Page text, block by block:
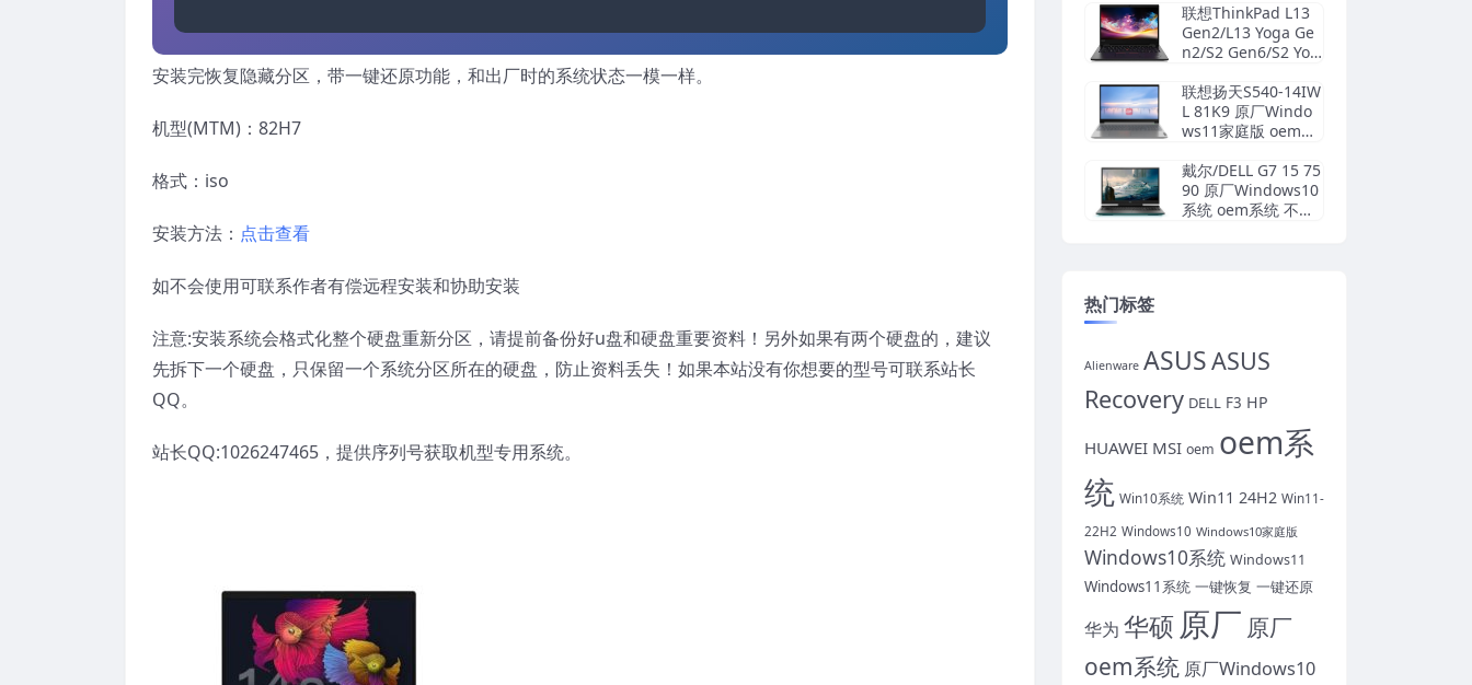
安装完恢复隐藏分区，带一键还原功能，和出厂时的系统状态一模一样。
机型(MTM)：82H7
格式：iso
安装方法： 点击查看
如不会使用可联系作者有偿远程安装和协助安装
注意:安装系统会格式化整个硬盘重新分区，请提前备份好u盘和硬盘重要资料！另外如果有两个硬盘的，建议
先拆下一个硬盘，只保留一个系统分区所在的硬盘，防止资料丢失！如果本站没有你想要的型号可联系站长
QQ。
站长QQ:1026247465，提供序列号获取机型专用系统。
能还原
联想ThinkPad L13
Gen2/L13 Yoga Ge
n2/S2 Gen6/S2 Yog
ws10家庭版 oem系
统镜像下载
联想扬天S540-14IW
L 81K9 原厂Windo
ws11家庭版 oem系
戴尔/DELL G7 15 75
90 原厂Windows10
系统 oem系统 不带F
热门标签
Alienware ASUSASUS
Recovery DELL F3 HP
HUAWEI MSI oem oem系
统 Win10系统 Win11 24H2 Win11-
22H2 Windows10 Windows10家庭版
Windows10系统 Windows11
Windows11系统 一键恢复 一键还原
华为 华硕 原厂 原厂
oem系统 原厂Windows10